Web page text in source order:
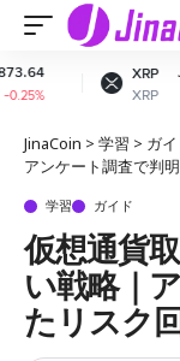
XRP
XRP
JPY-¥ 162.76
-2.07%
JinaCoin > 学習 > ガ
アンケート調査で判
学習 ガイド
仮想通貨
い戦略｜
たリスク